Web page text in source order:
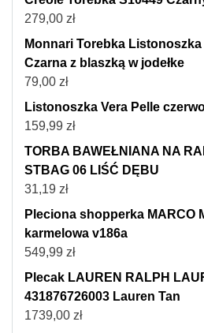
279,00 zł
Monnari Torebka
Czarna z blaszką w jodełke
79,00 zł
Listonoszka Vera Pelle
159,99 zł
TORBA BAWEŁNIANA NA
STBAG 06 LIŚĆ DĘBU
31,19 zł
Pleciona shopperka MARCO
karmelowa v186a
549,99 zł
Plecak LAUREN RALPH
431876726003 Lauren Tan
1739,00 zł